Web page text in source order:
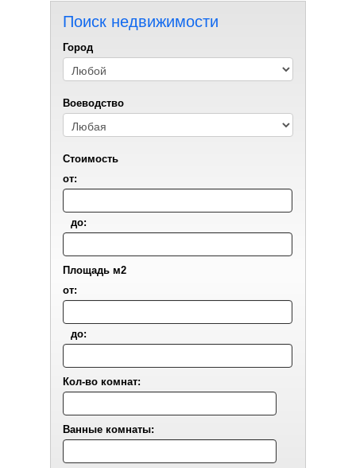
Поиск недвижимости
Город
Воеводствo
Стоимость
от:
до:
Площадь м2
от:
до:
Кол-во комнат:
Ванные комнаты: